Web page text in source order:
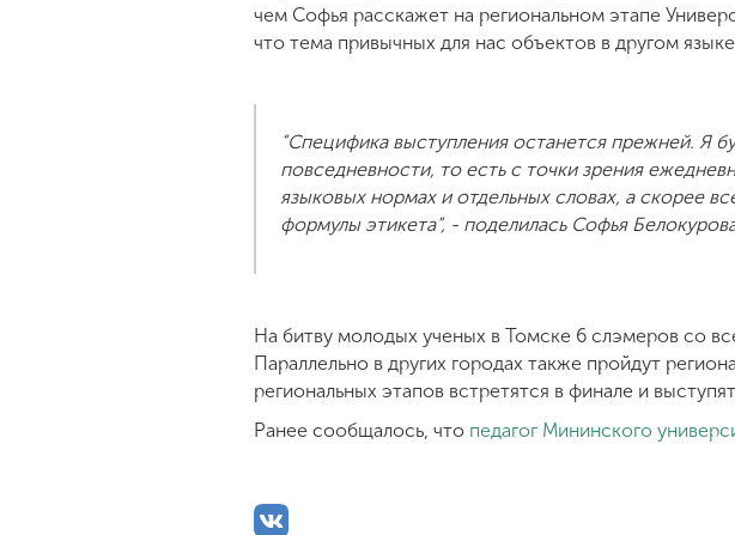
чем Софья расскажет на региональном этапе
что тема привычных для нас объектов в другом
“Специфика выступления останется прежней. Я
повседневности, то есть с точки зрения
языковых нормах и отдельных словах, а скорее
формулы этикета”, - поделилась Софья
На битву молодых ученых в Томске 6 слэмеров со
Параллельно в других городах также пройдут
региональных этапов встретятся в финале и
Ранее сообщалось, что педагог Мининского